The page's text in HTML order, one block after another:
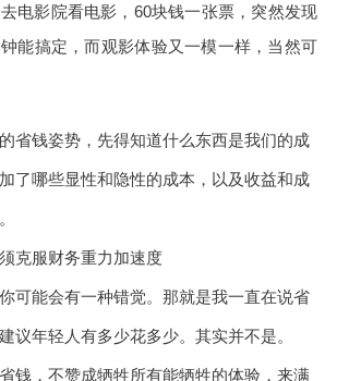
电影院看电影，60块钱一张票，突然发现
能搞定，而观影体验又一模一样，当然可
省钱姿势，先得知道什么东西是我们的成
了哪些显性和隐性的成本，以及收益和成
克服财务重力加速度
可能会有一种错觉。那就是我一直在说省
议年轻人有多少花多少。其实并不是。
钱，不赞成牺牲所有能牺牲的体验，来满